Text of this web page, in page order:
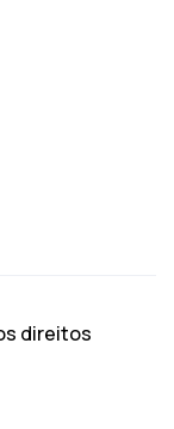
direitos